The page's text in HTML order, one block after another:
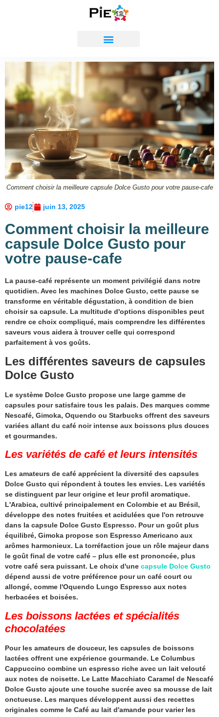
Comment choisir la meilleure capsule Dolce Gusto pour votre pause-cafe
pie12 juin 13, 2025
Comment choisir la meilleure
capsule Dolce Gusto pour
votre pause-cafe
La pause-café représente un moment privilégié dans notre
quotidien. Avec les machines Dolce Gusto, cette pause se
transforme en véritable dégustation, à condition de bien
choisir sa capsule. La multitude d'options disponibles peut
rendre ce choix compliqué, mais comprendre les différentes
saveurs vous aidera à trouver celle qui correspond
parfaitement à vos goûts.
Les différentes saveurs de capsules
Dolce Gusto
Le système Dolce Gusto propose une large gamme de
capsules pour satisfaire tous les palais. Des marques comme
Nescafé, Gimoka, Oquendo ou Starbucks offrent des saveurs
variées allant du café noir intense aux boissons plus douces
et gourmandes.
Les variétés de café et leurs intensités
Les amateurs de café apprécient la diversité des capsules
Dolce Gusto qui répondent à toutes les envies. Les variétés
se distinguent par leur origine et leur profil aromatique.
L'Arabica, cultivé principalement en Colombie et au Brésil,
développe des notes fruitées et acidulées que l'on retrouve
dans la capsule Dolce Gusto Espresso. Pour un goût plus
équilibré, Gimoka propose son Espresso Americano aux
arômes harmonieux. La torréfaction joue un rôle majeur dans
le goût final de votre café – plus elle est prononcée, plus
votre café sera puissant. Le choix d'une capsule Dolce Gusto
dépend aussi de votre préférence pour un café court ou
allongé, comme l'Oquendo Lungo Espresso aux notes
herbacées et boisées.
Les boissons lactées et spécialités
chocolatées
Pour les amateurs de douceur, les capsules de boissons
lactées offrent une expérience gourmande. Le Columbus
Cappuccino combine un espresso riche avec un lait velouté
aux notes de noisette. Le Latte Macchiato Caramel de Nescafé
Dolce Gusto ajoute une touche sucrée avec sa mousse de lait
onctueuse. Les marques développent aussi des recettes
originales comme le Café au lait d'amande pour varier les